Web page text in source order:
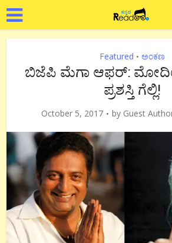
Featured • ಅಂಕಣ
ಬಿಜೆಪಿ ಮೆಗಾ ಆಫರ್:
ಪ್ರಶಸ್ತಿ ಗೆಲ್ಲಿ!
October 5, 2017 by Guest